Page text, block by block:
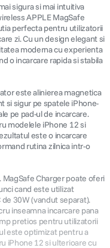
sigura si mai intuitiva
APPLE MagSafe
perfecta pentru utilizatorii
zi. Cu un design elegant si
moderna cu experienta
o incarcare rapida si stabila
este alinierea magnetica
si sigur pe spatele iPhone-
pe pad-ul de incarcare.
modelele iPhone 12 si
este o incarcare
rutina zilnica intr-o
Charger poate oferi
cand este utilizat
30W (vandut separat).
inseamna incarcare pana
pretios pentru utilizatorii
este optimizat pentru a
iPhone 12 si ulterioare cu